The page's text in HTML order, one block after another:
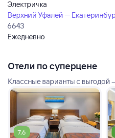
Электричка
Верхний Уфалей —
6643
Ежедневно
Отели по суперцене
Классные варианты с выгодой
7,6